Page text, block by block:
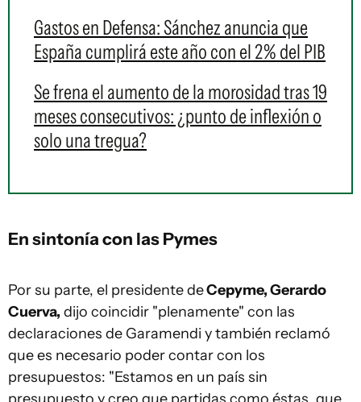
Gastos en Defensa: Sánchez anuncia que
España cumplirá este año con el 2% del PIB
Se frena el aumento de la morosidad tras 19
meses consecutivos: ¿punto de inflexión o
solo una tregua?
En sintonía con las Pymes
Por su parte, el presidente deCepyme, Gerardo
Cuerva, dijo coincidir "plenamente" con las
declaraciones de Garamendi y también reclamó
que es necesario poder contar con los
presupuestos: "Estamos en un país sin